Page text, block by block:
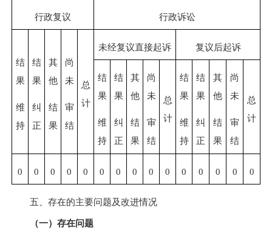
行政复议 行政诉讼
结
果
维
持
结
果
纠
正
其
他
结
果
尚
未
审
结
总
计
未经复议直接起诉 复议后起诉
结
果
维
持
结
果
纠
正
其
他
结
果
尚
未
审
结
总
计
结
果
维
持
结
果
纠
正
其
他
结
果
尚
未
审
结
总
计
0 0 0 0 0 0 0 0 0 0 0 0 0 0 0
五、存在的主要问题及改进情况
（一）存在问题